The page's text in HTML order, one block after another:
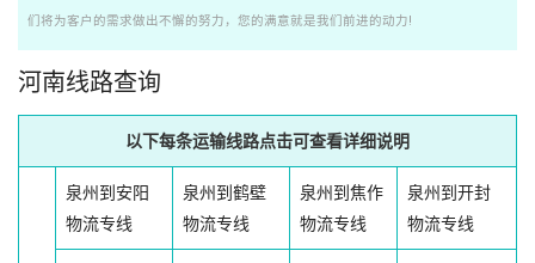
们将为客户的需求做出不懈的努力，您的满意就是我们前进的动力!
河南线路查询
以下每条运输线路点击可查看详细说明
泉州到安阳
物流专线
泉州到鹤壁
物流专线
泉州到焦作
物流专线
泉州到开封
物流专线